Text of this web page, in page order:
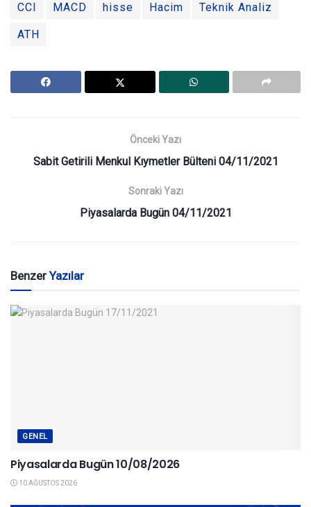
CCI MACD hisse Hacim Teknik Analiz
ATH
Önceki Yazı
Sabit Getirili Menkul Kıymetler Bülteni 04/11/2021
Sonraki Yazı
Piyasalarda Bugün 04/11/2021
BenzerYazılar
GENEL
Piyasalarda Bugün 10/08/2026
10 AĞUSTOS 2026